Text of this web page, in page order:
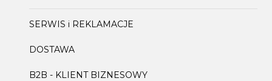
SERWIS i REKLAMACJE
DOSTAWA
B2B - KLIENT BIZNESOWY